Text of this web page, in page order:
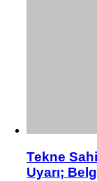
Tekne
Uyarı;